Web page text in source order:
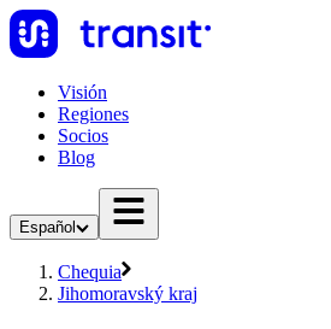
Visión
Regiones
Socios
Blog
Español
Chequia
Jihomoravský kraj